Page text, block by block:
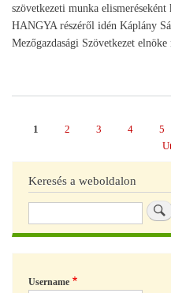
szövetkezeti munka
HANGYA részéről idén Káplány
Mezőgazdasági Szövetkezet
Page
1 Page
2 Page
3 Page
4 5
Keresés a weboldalon
Username